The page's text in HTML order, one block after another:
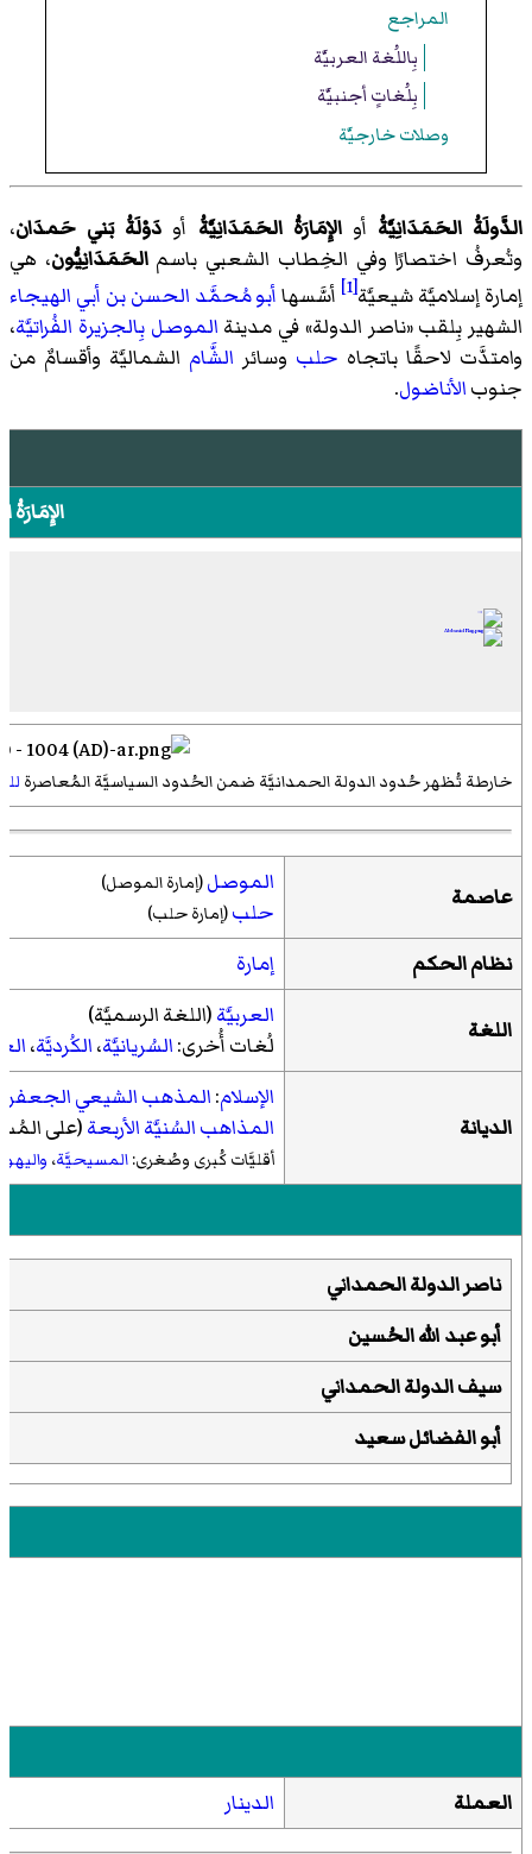
المراجع
بِاللُغة العربيَّة
بِلُغاتٍ أجنبيَّة
وصلات خارجيَّة
الدَّولَةُ الحَمَدَانِيَّةُ أوالإِمَارَةُ الحَمَدَانِيَّةُ أو دَوْلَةُ بَني حَمدَان،
وتُعرفُ اختصارًا وفي الخِطاب الشعبي باسمالحَمَدَانِيُّون، هي
إمارة إسلاميَّة شيعيَّة[1] أسَّسهاأبو مُحمَّد الحسن بن أبي الهيجاء
الشهير بِلقب «ناصر الدولة» في مدينة الموصل بِالجزيرة الفُراتيَّة،
وامتدَّت لاحقًا باتجاه حلب وسائر الشَّام الشماليَّة وأقسامٌ من
جنوبالأناضول.
خارطة تُظهر حُدود الدولة الحمدانيَّة ضمن الحُدود السياسيَّة المُعاصرة
عاصمة الموصل(إمارة الموصل)
حلب(إمارة حلب)
نظام الحكم إمارة
اللغة العربيَّة(اللغة الرسميَّة)
لُغات أُخرى:السُريانيَّة،الكُرديَّة،
الديانة
الإسلام:المذهب الشيعي
المذاهب السُنيَّة الأربعة(على
أقليَّات كُبرى وصُغرى:المسيحيَّة،
ناصر الدولة الحمداني
أبو عبد الله الحُسين
سيف الدولة الحمداني
أبو الفضائل سعيد
العملة الدينار